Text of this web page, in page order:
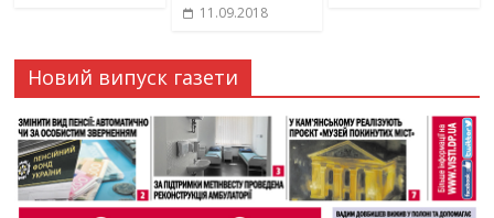
11.09.2018
Новий випуск газети